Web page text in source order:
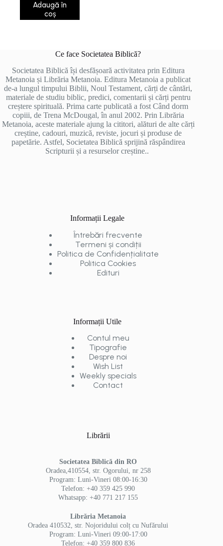
Adaugă în
coș
Ce face Societatea Biblică?
Societatea Biblică își desfășoară activitatea prin Editura
Metanoia și Librăria Metanoia. Editura Metanoia a publicat
de-a lungul timpului Biblii, Noul Testament, cărți de cântări,
materiale de studiu biblic, predici, comentarii și cărți pentru
creștere spirituală. Prima carte publicată a fost Când dorm
copiii, de Trena McDougal, în anul 2002. Prin Librăria
Metanoia, aceste materiale ajung la cititori, alături de alte cărți
creștine, cadouri, muzică, reviste, jocuri și produse de
papetărie. Astfel, Societatea Biblică sprijină răspândirea
Scripturii și a resurselor creștine..
Informații Legale
Întrebări frecvente
Termeni și condiții
Politica de Confidențialitate
Politica Cookies
Edituri
Informații Utile
Contul meu
Tipografie
Despre noi
Wish List
Weekly specials
Contact
Librării
Societatea Biblică din RO
Oradea,410554, str. Ogorului, nr 258
Program: Luni-Vineri 08:00-16:30
Telefon: +40 359 425 990
Whatsapp: +40 771 217 155
Librăria Metanoia
Oradea 410532, str. Nojoridului colț cu Nufărului
Program: Luni-Vineri 09:00-17:00
Telefon: +40 359 800 836